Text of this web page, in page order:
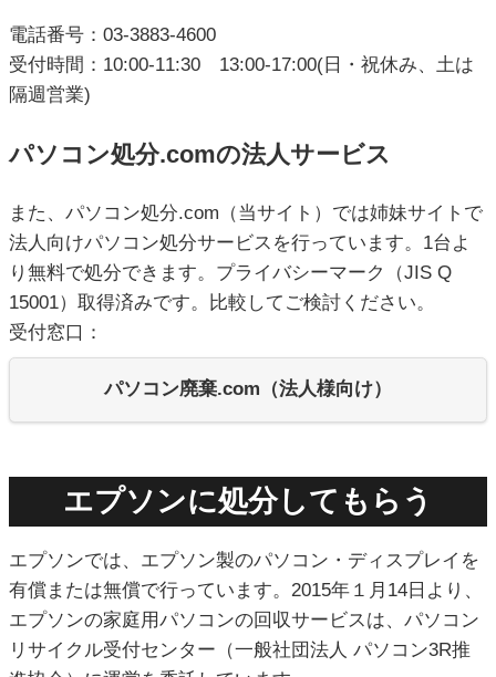
電話番号：03-3883-4600
受付時間：10:00-11:30 13:00-17:00(日・祝休み、土は
隔週営業)
パソコン処分.comの法人サービス
また、パソコン処分.com（当サイト）では姉妹サイトで
法人向けパソコン処分サービスを行っています。1台よ
り無料で処分できます。プライバシーマーク（JIS Q
15001）取得済みです。比較してご検討ください。
受付窓口：
パソコン廃棄.com（法人様向け）
エプソンに処分してもらう
エプソンでは、エプソン製のパソコン・ディスプレイを
有償または無償で行っています。2015年１月14日より、
エプソンの家庭用パソコンの回収サービスは、パソコン
リサイクル受付センター（一般社団法人 パソコン3R推